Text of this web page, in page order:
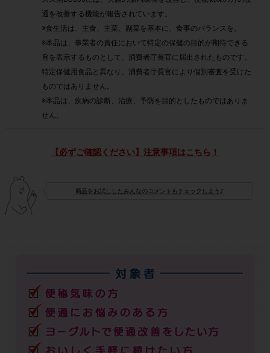
通を改善する機能が報告されています。
※食生活は、主食、主菜、副菜を基本に、食事のバランスを。
※本品は、事業者の責任において特定の保健の目的が期待できる
旨を表示するものとして、消費者庁長官に届出されたものです。
特定保健用食品と異なり、消費者庁長官により個別審査を受けた
ものではありません。
※本品は、疾病の診断、治療、予防を目的としたものではありま
せん。
【必ずご確認ください】注意事項はこちら！
商品をお試ししたみんなのコメントもチェックしよう♪